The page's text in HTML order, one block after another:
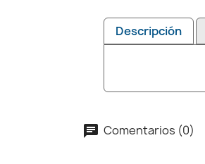
Descripción
Comentarios (0)